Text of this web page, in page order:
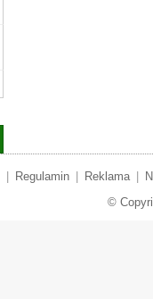
Regulamin Reklama
©